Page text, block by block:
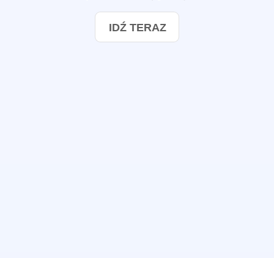
IDŹ TERAZ